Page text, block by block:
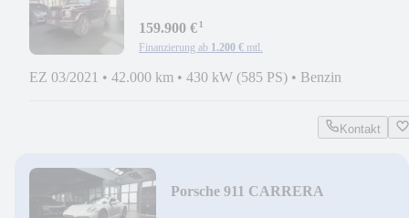
159.900 €¹
Finanzierung ab 1.200 € mtl.
EZ 03/2021 • 42.000 km • 430 kW (585 PS) • Benzin
Kontakt
Porsche 911 CARRERA